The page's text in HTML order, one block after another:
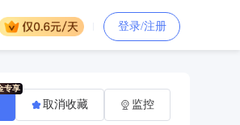
登录/注册
取消收藏 监控